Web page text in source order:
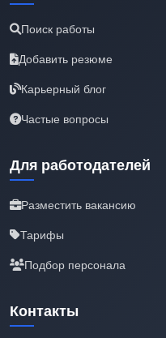
Поиск работы
Добавить резюме
Карьерный блог
Частые вопросы
Для работодателей
Разместить вакансию
Тарифы
Подбор персонала
Контакты